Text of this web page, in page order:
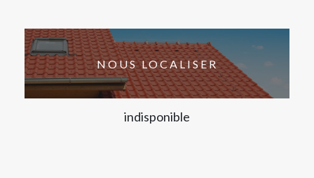
NOUS LOCALISER
indisponible